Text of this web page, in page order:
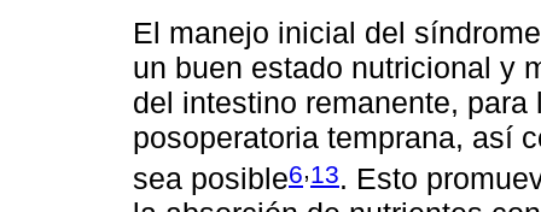
El manejo inicial del
un buen estado nutricional y
del intestino remanente,
posoperatoria temprana, así
sea posible6,13. Esto